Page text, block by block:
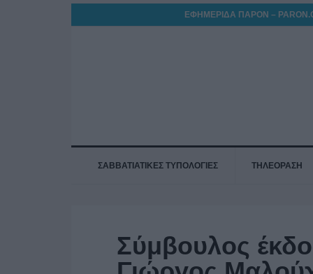
ΕΦΗΜΕΡΙΔΑ ΠΑΡΟΝ –
ΣΑΒΒΑΤΙΑΤΙΚΕΣ ΤΥΠΟΛΟΓΙΕΣ ΤΗΛΕΟΡΑΣΗ
Σύμβουλος